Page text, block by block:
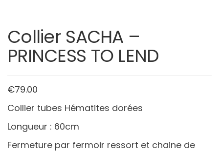
Collier SACHA –
PRINCESS TO LEND
€79.00
Collier tubes Hématites dorées
Longueur : 60cm
Fermeture par fermoir ressort et chaine de